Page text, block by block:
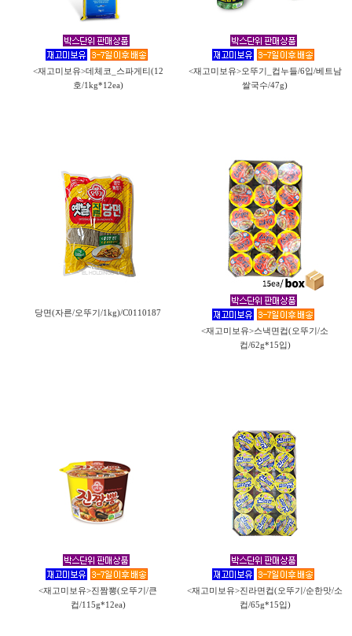
<재고미보유>데체코_스파게티(12
호/1kg*12ea)
<재고미보유>오뚜기_컵누들/6입/베트남
쌀국수/47g)
당면(자른/오뚜기/1kg)/C0110187
<재고미보유>스낵면컵(오뚜기/소
컵/62g*15입)
<재고미보유>진짬뽕(오뚜기/큰
컵/115g*12ea)
<재고미보유>진라면컵(오뚜기/순한맛/소
컵/65g*15입)